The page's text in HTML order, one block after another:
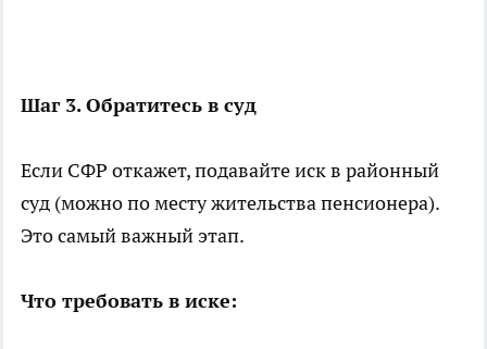
Шаг 3. Обратитесь в суд
Если СФР откажет, подавайте иск в районный
суд (можно по месту жительства пенсионера).
Это самый важный этап.
Что требовать в иске: